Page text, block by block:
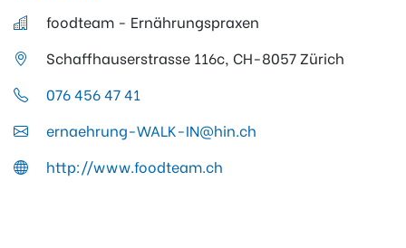
foodteam - Ernährungspraxen
Schaffhauserstrasse 116c, CH-8057 Zürich
076 456 47 41
ernaehrung-WALK-IN@hin.ch
http://www.foodteam.ch